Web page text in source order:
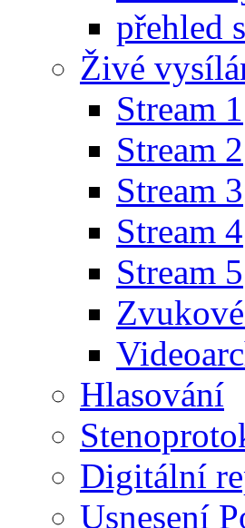
přehled
Živé
Stream 1
Stream 2
Stream 3
Stream 4
Stream 5
Hlasování
Digitální
Usnesení